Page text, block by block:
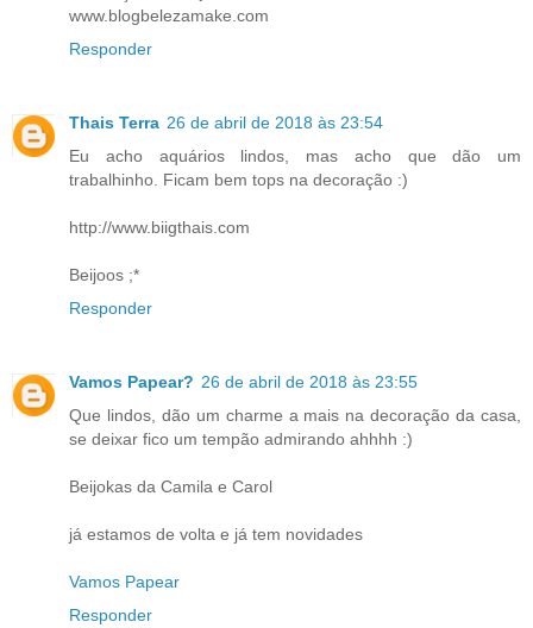
www.blogbelezamake.com
Responder
Thais Terra 26 de abril de 2018 às 23:54
Eu acho aquários lindos, mas acho que dão um
trabalhinho. Ficam bem tops na decoração :)
http://www.biigthais.com
Beijoos ;*
Responder
Vamos Papear? 26 de abril de 2018 às 23:55
Que lindos, dão um charme a mais na decoração da casa,
se deixar fico um tempão admirando ahhhh :)
Beijokas da Camila e Carol
já estamos de volta e já tem novidades
Vamos Papear
Responder